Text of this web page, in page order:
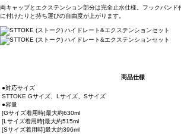
両キャップとエクステンション部分は完全止水仕様。フックバンド
に付けたりと持ち運びの自由度が上がります。
商品仕様
●対応サイズ
STTOKE Gサイズ、Lサイズ、Sサイズ
●容量
[Gサイズ着用時]最大約630ml
[Lサイズ着用時]最大約515ml
[Sサイズ着用時]最大約396ml